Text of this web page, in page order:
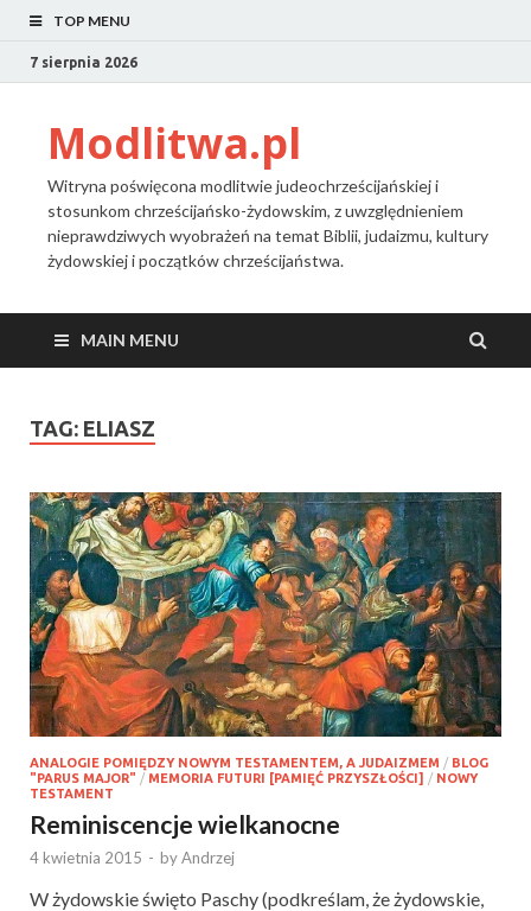
TOP MENU
7 sierpnia 2026
Modlitwa.pl
Witryna poświęcona modlitwie judeochrześcijańskiej i
stosunkom chrześcijańsko-żydowskim, z uwzględnieniem
nieprawdziwych wyobrażeń na temat Biblii, judaizmu, kultury
żydowskiej i początków chrześcijaństwa.
MAIN MENU
TAG: ELIASZ
ANALOGIE POMIĘDZY NOWYM TESTAMENTEM, A JUDAIZMEM / BLOG
"PARUS MAJOR" / MEMORIA FUTURI [PAMIĘĆ PRZYSZŁOŚCI] / NOWY
TESTAMENT
Reminiscencje wielkanocne
4 kwietnia 2015 - byAndrzej
W żydowskie święto Paschy (podkreślam, że żydowskie,